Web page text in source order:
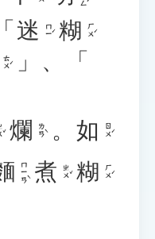
迷 ㄇㄧˊ 糊 ㄏㄨˊ
ㄊㄨˊ
」、「
ˇ 爛 ㄌㄢˋ 。 如 ㄖㄨˊ
ㄇㄧㄢˋ 煮 ㄓㄨˇ 糊 ㄏㄨˊ